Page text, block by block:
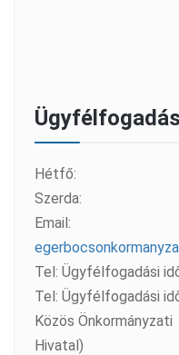
Ügyfélfogadás
Hétfő:
Szerda:
Email:
Tel: Ügyfélfogadási
Tel: Ügyfélfogadási
Közös Önkormányzati
Hivatal)